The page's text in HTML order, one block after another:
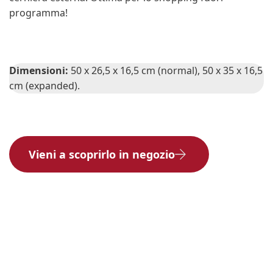
programma!
Dimensioni: 50 x 26,5 x 16,5 cm (normal), 50 x 35 x 16,5
cm (expanded).
Vieni a scoprirlo in negozio